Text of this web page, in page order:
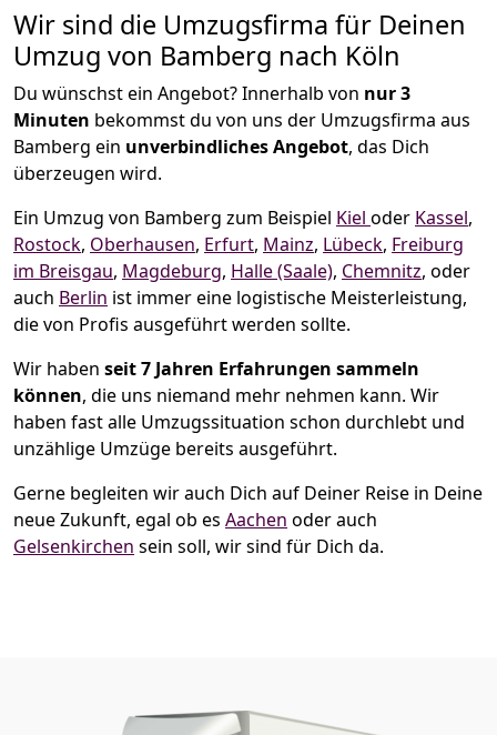
Wir sind die Umzugsfirma für Deinen
Umzug von Bamberg nach Köln
Du wünschst ein Angebot? Innerhalb von nur 3
Minuten bekommst du von uns der Umzugsfirma aus
Bamberg ein unverbindliches Angebot, das Dich
überzeugen wird.
Ein Umzug von Bamberg zum Beispiel Kiel oder Kassel,
Rostock, Oberhausen, Erfurt, Mainz, Lübeck, Freiburg
im Breisgau, Magdeburg, Halle (Saale), Chemnitz, oder
auch Berlin ist immer eine logistische Meisterleistung,
die von Profis ausgeführt werden sollte.
Wir haben seit7 Jahren Erfahrungen sammeln
können, die uns niemand mehr nehmen kann. Wir
haben fast alle Umzugssituation schon durchlebt und
unzählige Umzüge bereits ausgeführt.
Gerne begleiten wir auch Dich auf Deiner Reise in Deine
neue Zukunft, egal ob es Aachen oder auch
Gelsenkirchen sein soll, wir sind für Dich da.